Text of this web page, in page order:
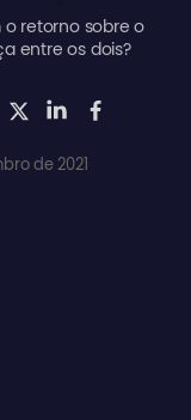
o retorno sobre o
entre os dois?
de 2021